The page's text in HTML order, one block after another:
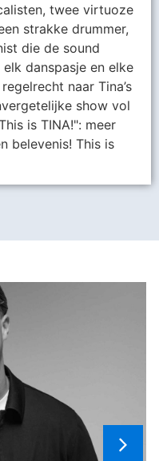
twee virtuoze
strakke drummer,
die de sound
danspasje en elke
naar Tina’s
show vol
is TINA!": meer
belevenis! This is